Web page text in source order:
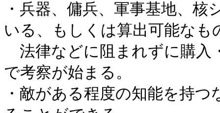
・兵器、傭兵、軍事基地、
いる、もしくは算出可能なも
法律などに阻まれずに購入
で考察が始まる。
・敵がある程度の知能を持